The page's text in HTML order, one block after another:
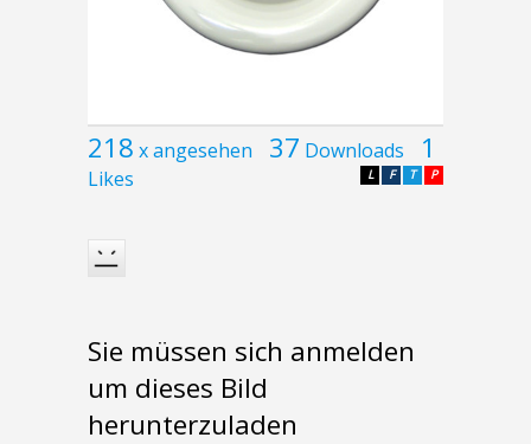
218 x angesehen 37 Downloads 1
Likes P
T
F
L
Sie müssen sich anmelden
um dieses Bild
herunterzuladen